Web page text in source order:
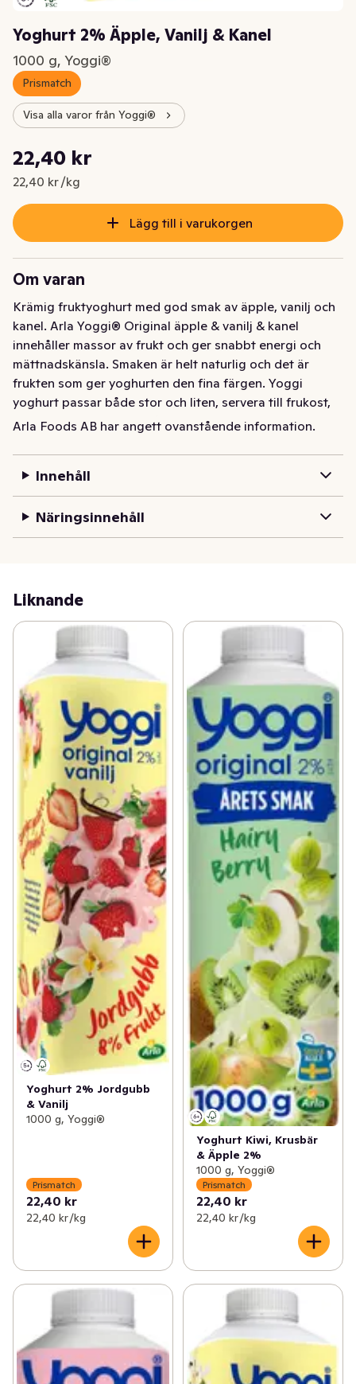
Yoghurt 2% Äpple, Vanilj & Kanel
1000 g, Yoggi®
Prismatch
Visa alla varor från Yoggi®
Nuvarande pris är: 22,40 kr
22,40 kr
22,40 kr /kg
Styckpris: 22,40 kr /kg
Lägg till i varukorgen
Om varan
Krämig fruktyoghurt med god smak av äpple, vanilj och
kanel. Arla Yoggi® Original äpple & vanilj & kanel
innehåller massor av frukt och ger snabbt energi och
mättnadskänsla. Smaken är helt naturlig och det är
frukten som ger yoghurten den fina färgen. Yoggi
yoghurt passar både stor och liten, servera till frukost,
som ett snabbt mellanmål eller en enkel dessert.
innehåller massor av frukt och ger snabbt energi och
frukten som ger yoghurten den fina färgen. Yoggi
yoghurt passar både stor och liten, servera till frukost,
Arla Foods AB har angett ovanstående information.
Innehåll
Näringsinnehåll
Liknande
Yoghurt 2% Jordgubb
& Vanilj
1000 g, Yoggi®
Prismatch
22,40 kr
22,40 kr /kg
Yoghurt Kiwi, Krusbär
& Äpple 2%
1000 g, Yoggi®
Prismatch
22,40 kr
22,40 kr /kg